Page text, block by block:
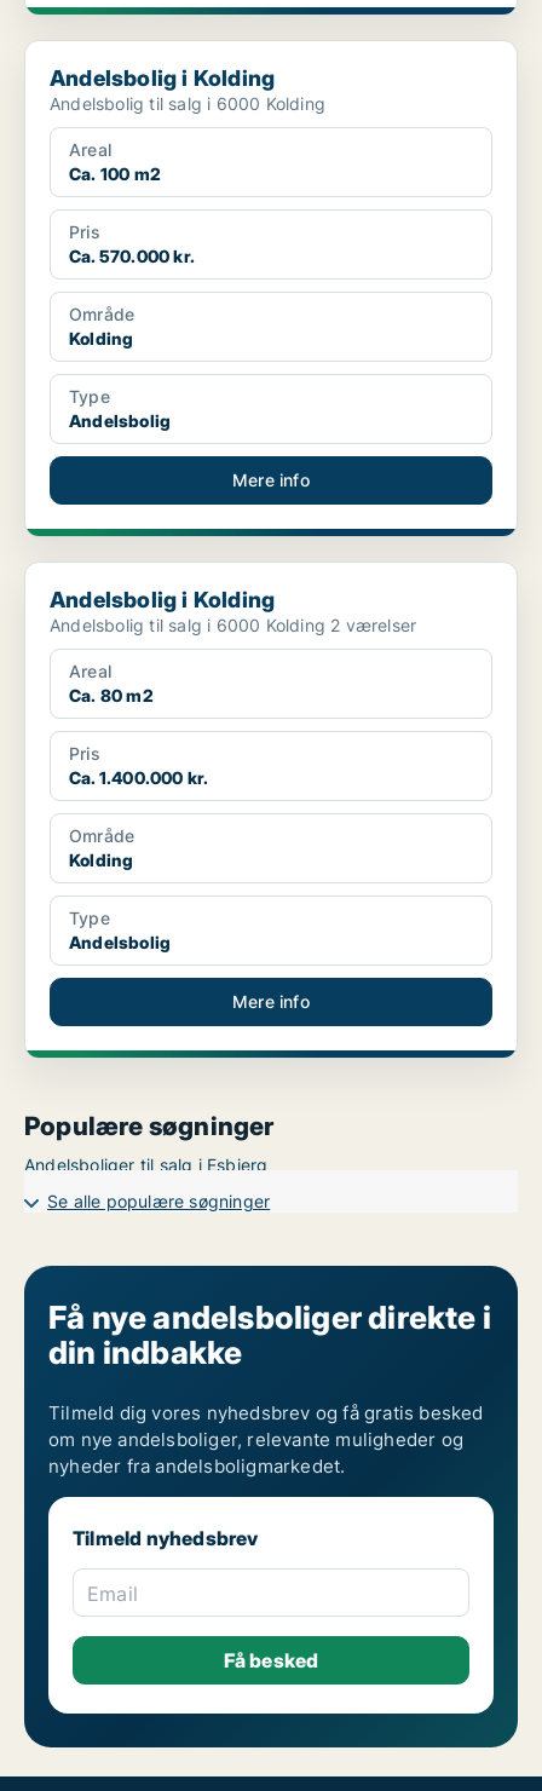
Andelsbolig i Kolding
Andelsbolig i Kolding
Andelsbolig til salg i 6000 Kolding
Areal
Ca. 100 m2
Pris
Ca. 570.000 kr.
Område
Kolding
Type
Andelsbolig
Mere info
Andelsbolig i Kolding
Andelsbolig i Kolding
Andelsbolig til salg i 6000 Kolding 2 værelser
Areal
Ca. 80 m2
Pris
Ca. 1.400.000 kr.
Område
Kolding
Type
Andelsbolig
Mere info
Populære søgninger
Andelsboliger til salg i Esbjerg
Se alle populære søgninger
Få nye andelsboliger direkte i
din indbakke
Tilmeld dig vores nyhedsbrev og få gratis besked
om nye andelsboliger, relevante muligheder og
nyheder fra andelsboligmarkedet.
Tilmeld nyhedsbrev
Email